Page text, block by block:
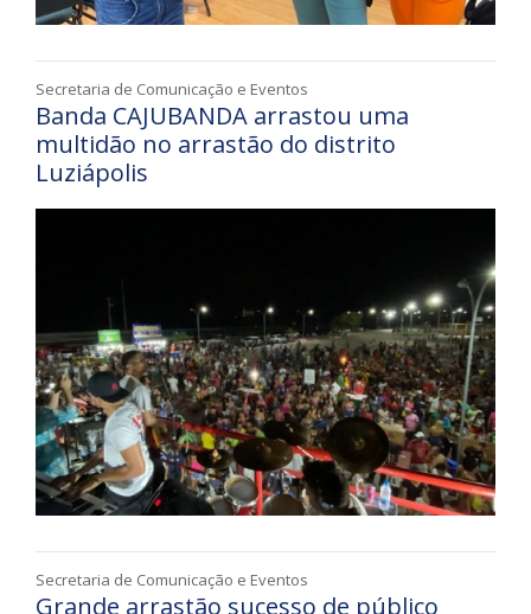
Secretaria de Comunicação e Eventos
Banda CAJUBANDA arrastou uma
multidão no arrastão do distrito
Luziápolis
Secretaria de Comunicação e Eventos
Grande arrastão sucesso de público